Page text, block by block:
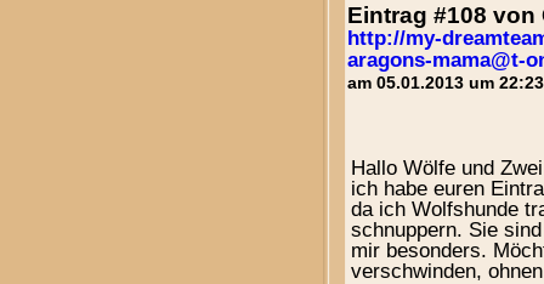
Eintrag #108
http://my-
aragons-mama@t-
am 05.01.2013 um
Hallo Wölfe und
ich habe euren
da ich Wolfshunde
schnuppern. Sie
mir besonders.
verschwinden,